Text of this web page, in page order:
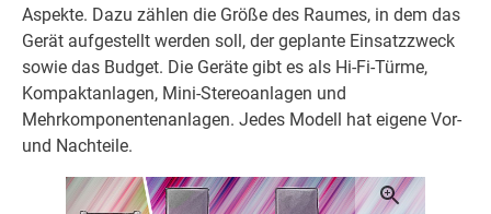
Aspekte. Dazu zählen die Größe des Raumes, in dem das
Gerät aufgestellt werden soll, der geplante Einsatzzweck
sowie das Budget. Die Geräte gibt es als Hi-Fi-Türme,
Kompaktanlagen, Mini-Stereoanlagen und
Mehrkomponentenanlagen. Jedes Modell hat eigene Vor-
und Nachteile.